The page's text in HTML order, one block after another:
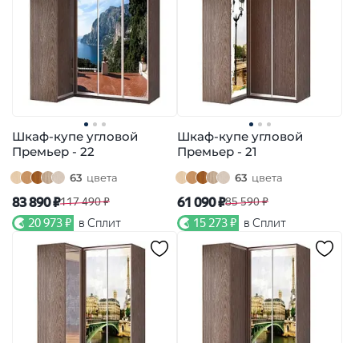
Шкаф-купе угловой
Премьер - 22
63 цвета
83 890 ₽117 490 ₽
20 973 ₽ в Сплит
Шкаф-купе угловой
Премьер - 21
63 цвета
61 090 ₽85 590 ₽
15 273 ₽ в Сплит